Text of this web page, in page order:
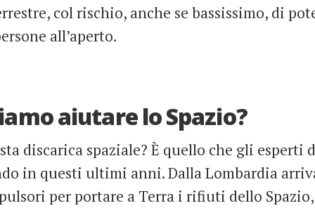
col rischio, anche se bassissimo, di
all’aperto.
aiutare lo Spazio?
discarica spaziale? È quello che gli
in questi ultimi anni. Dalla Lombardia
per portare a Terra i rifiuti dello Spazio,